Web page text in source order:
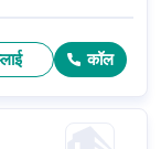
कॉल